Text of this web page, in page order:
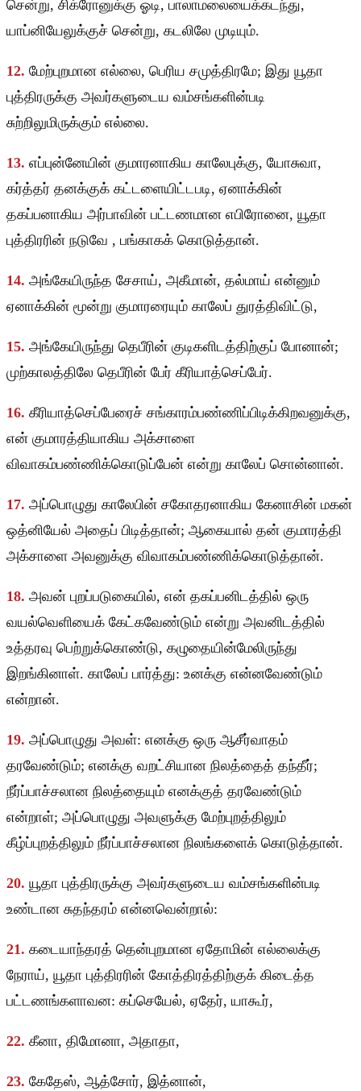
சென்று, சிக்ரோனுக்கு ஓடி, பாலாமலையைக்கடந்து,
யாப்னியேலுக்குச் சென்று, கடலிலே முடியும்.
12. மேற்புறமான எல்லை, பெரிய சமுத்திரமே; இது யூதா
புத்திரருக்கு அவர்களுடைய வம்சங்களின்படி
சுற்றிலுமிருக்கும் எல்லை.
13. எப்புன்னேயின் குமாரனாகிய காலேபுக்கு, யோசுவா,
கர்த்தர் தனக்குக் கட்டளையிட்டபடி, ஏனாக்கின்
தகப்பனாகிய அர்பாவின் பட்டணமான எபிரோனை, யூதா
புத்திரரின் நடுவே , பங்காகக் கொடுத்தான்.
14. அங்கேயிருந்த சேசாய், அகீமான், தல்மாய் என்னும்
ஏனாக்கின் மூன்று குமாரரையும் காலேப் துரத்திவிட்டு,
15. அங்கேயிருந்து தெபீரின் குடிகளிடத்திற்குப் போனான்;
முற்காலத்திலே தெபீரின் பேர் கீரியாத்செப்பேர்.
16. கீரியாத்செப்பேரைச் சங்காரம்பண்ணிப்பிடிக்கிறவனுக்கு,
என் குமாரத்தியாகிய அக்சாளை
விவாகம்பண்ணிக்கொடுப்பேன் என்று காலேப் சொன்னான்.
17. அப்பொழுது காலேபின் சகோதரனாகிய கேனாசின் மகன்
ஒத்னியேல் அதைப் பிடித்தான்; ஆகையால் தன் குமாரத்தி
அக்சாளை அவனுக்கு விவாகம்பண்ணிக்கொடுத்தான்.
18. அவன் புறப்படுகையில், என் தகப்பனிடத்தில் ஒரு
வயல்வெளியைக் கேட்கவேண்டும் என்று அவனிடத்தில்
உத்தரவு பெற்றுக்கொண்டு, கழுதையின்மேலிருந்து
இறங்கினாள். காலேப் பார்த்து: உனக்கு என்னவேண்டும்
என்றான்.
19. அப்பொழுது அவள்: எனக்கு ஒரு ஆசீர்வாதம்
தரவேண்டும்; எனக்கு வறட்சியான நிலத்தைத் தந்தீர்;
நீர்ப்பாச்சலான நிலத்தையும் எனக்குத் தரவேண்டும்
என்றாள்; அப்பொழுது அவளுக்கு மேற்புறத்திலும்
கீழ்ப்புறத்திலும் நீர்ப்பாச்சலான நிலங்களைக் கொடுத்தான்.
20. யூதா புத்திரருக்கு அவர்களுடைய வம்சங்களின்படி
உண்டான சுதந்தரம் என்னவென்றால்:
21. கடையாந்தரத் தென்புறமான ஏதோமின் எல்லைக்கு
நேராய், யூதா புத்திரரின் கோத்திரத்திற்குக் கிடைத்த
பட்டணங்களாவன: கப்செயேல், ஏதேர், யாகூர்,
22. கீனா, திமோனா, அதாதா,
23. கேதேஸ், ஆத்சோர், இத்னான்,